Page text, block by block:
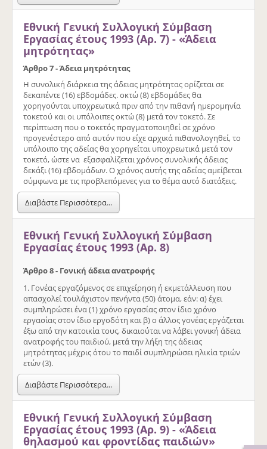
Εθνική Γενική Συλλογική Σύμβαση
Εργασίας έτους 1993 (Αρ. 7) - «Άδεια
µητρότητας»
Άρθρο 7 - Άδεια µητρότητας
Η συνολική διάρκεια της άδειας µητρότητας ορίζεται σε
δεκαπέντε (16) εβδοµάδες. οκτώ (8) εβδοµάδες θα
χορηγούνται υποχρεωτικά πριν από την πιθανή ηµεροµηνία
τοκετού και οι υπόλοιπες οκτώ (8) µετά τον τοκετό. Σε
περίπτωση που ο τοκετός πραγµατοποιηθεί σε χρόνο
προγενέστερο από αυτόν που είχε αρχικά πιθανολογηθεί, το
υπόλοιπο της αδείας θα χορηγείται υποχρεωτικά µετά τον
τοκετό, ώστε να εξασφαλίζεται χρόνος συνολικής άδειας
δεκάξι (16) εβδοµάδων. Ο χρόνος αυτής της αδείας αµείβεται
σύµφωνα µε τις προβλεπόµενες για το θέµα αυτό διατάξεις.
Διαβάστε Περισσότερα...
Εθνική Γενική Συλλογική Σύμβαση
Εργασίας έτους 1993 (Αρ. 8)
Άρθρο 8 - Γονική άδεια ανατροφής
1. Γονέας εργαζόµενος σε επιχείρηση ή εκµετάλλευση που
απασχολεί τουλάχιστον πενήντα (50) άτοµα, εάν: α) έχει
συµπληρώσει ένα (1) χρόνο εργασίας στον ίδιο χρόνο
εργασίας στον ίδιο εργοδότη και β) ο άλλος γονέας εργάζεται
έξω από την κατοικία τους, δικαιούται να λάβει γονική άδεια
ανατροφής του παιδιού, µετά την λήξη της άδειας
µητρότητας µέχρις ότου το παιδί συµπληρώσει ηλικία τριών
ετών (3).
Διαβάστε Περισσότερα...
Εθνική Γενική Συλλογική Σύμβαση
Εργασίας έτους 1993 (Αρ. 9) - «Άδεια
θηλασµού και φροντίδας παιδιών»